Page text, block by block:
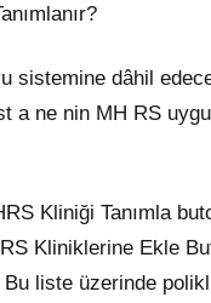
sistemine dâhil
a ne nin MH RS
Kliniği Tanımla
Kliniklerine Ekle
liste üzerinde